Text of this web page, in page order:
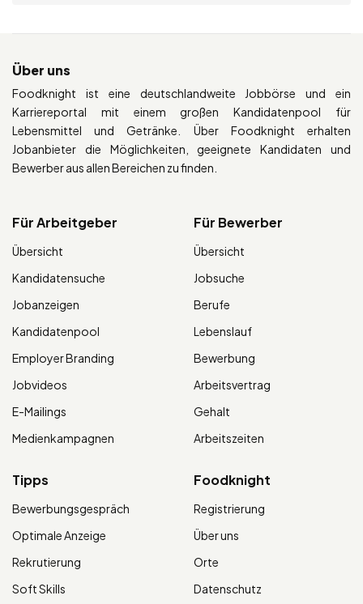
Über uns
Foodknight ist eine deutschlandweite Jobbörse und ein
Karriereportal mit einem großen Kandidatenpool für
Lebensmittel und Getränke. Über Foodknight erhalten
Jobanbieter die Möglichkeiten, geeignete Kandidaten und
Bewerber aus allen Bereichen zu finden.
Für Arbeitgeber
Übersicht
Kandidatensuche
Jobanzeigen
Kandidatenpool
Employer Branding
Jobvideos
E-Mailings
Medienkampagnen
Für Bewerber
Übersicht
Jobsuche
Berufe
Lebenslauf
Bewerbung
Arbeitsvertrag
Gehalt
Arbeitszeiten
Tipps
Bewerbungsgespräch
Optimale Anzeige
Rekrutierung
Soft Skills
Foodknight
Registrierung
Über uns
Orte
Datenschutz